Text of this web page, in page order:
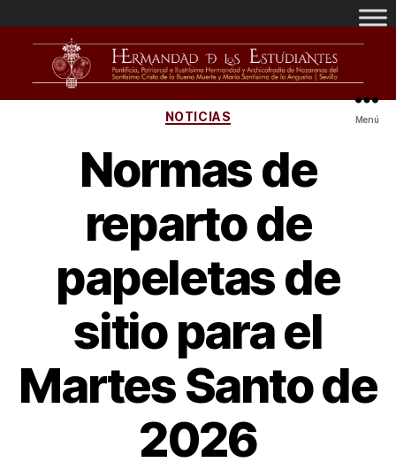
Menú
NOTICIAS
Normas de
reparto de
papeletas de
sitio para el
Martes Santo de
2026